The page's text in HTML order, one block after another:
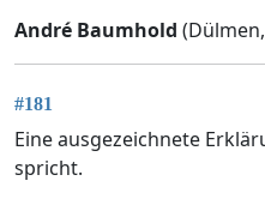
André Baumhold
#181
Eine ausgezeichnete
spricht.